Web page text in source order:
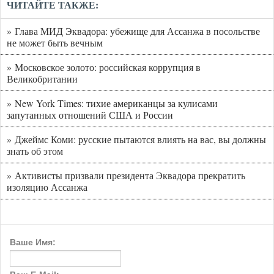
ЧИТАЙТЕ ТАКЖЕ:
» Глава МИД Эквадора: убежище для Ассанжа в посольстве
не может быть вечным
» Московское золото: российская коррупция в
Великобритании
» New York Times: тихие американцы за кулисами
запутанных отношений США и России
» Джеймс Коми: русские пытаются влиять на вас, вы должны
знать об этом
» Активисты призвали президента Эквадора прекратить
изоляцию Ассанжа
Ваше Имя: